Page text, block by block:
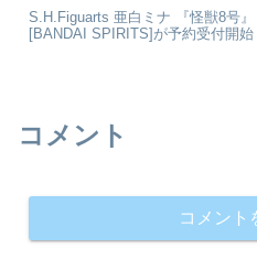
S.H.Figuarts 亜白ミナ 『怪獣8号』
[BANDAI SPIRITS]が予約受付開始
コメント
コメント